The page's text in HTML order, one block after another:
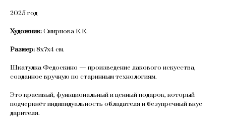
2025 год
Художник:Смирнова Е.Е.
Размер:8х7х4 см.
Шкатулка Федоскино — произведение лакового искусства,
созданное вручную по старинным технологиям.
Это красивый, функциональный и ценный подарок, который
подчеркнёт индивидуальность обладателя и безупречный вкус
дарителя.